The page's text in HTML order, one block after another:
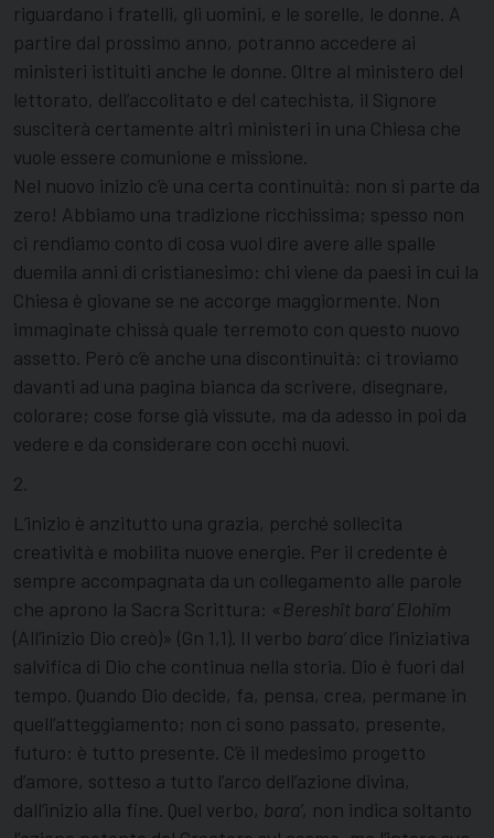
riguardano i fratelli, gli uomini, e le sorelle, le donne. A
partire dal prossimo anno, potranno accedere ai
ministeri istituiti anche le donne. Oltre al ministero del
lettorato, dell’accolitato e del catechista, il Signore
susciterà certamente altri ministeri in una Chiesa che
vuole essere comunione e missione.
Nel nuovo inizio c’è una certa continuità: non si parte da
zero! Abbiamo una tradizione ricchissima; spesso non
ci rendiamo conto di cosa vuol dire avere alle spalle
duemila anni di cristianesimo: chi viene da paesi in cui la
Chiesa è giovane se ne accorge maggiormente. Non
immaginate chissà quale terremoto con questo nuovo
assetto. Però c’è anche una discontinuità: ci troviamo
davanti ad una pagina bianca da scrivere, disegnare,
colorare; cose forse già vissute, ma da adesso in poi da
vedere e da considerare con occhi nuovi.
2.
L’inizio è anzitutto una grazia, perché sollecita
creatività e mobilita nuove energie. Per il credente è
sempre accompagnata da un collegamento alle parole
che aprono la Sacra Scrittura: « Bereshît bara’ Elohîm
(All’inizio Dio creò)» (Gn 1,1). Il verbo bara’dice l’iniziativa
salvifica di Dio che continua nella storia. Dio è fuori dal
tempo. Quando Dio decide, fa, pensa, crea, permane in
quell’atteggiamento; non ci sono passato, presente,
futuro: è tutto presente. C’è il medesimo progetto
d’amore, sotteso a tutto l’arco dell’azione divina,
dall’inizio alla fine. Quel verbo, bara’, non indica soltanto